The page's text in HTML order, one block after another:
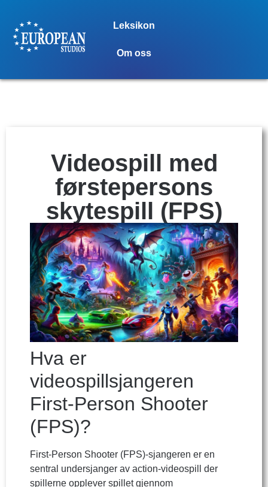
Leksikon
Om oss
Videospill med
førstepersons
skytespill (FPS)
Hva er
videospillsjangeren
First-Person Shooter
(FPS)?
First-Person Shooter (FPS)-sjangeren er en
sentral undersjanger av action-videospill der
spillerne opplever spillet gjennom